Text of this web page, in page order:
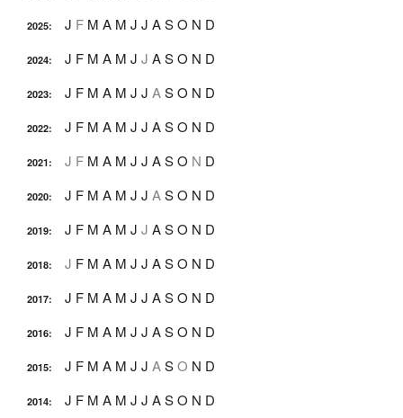
2025: J F M A M J J ASO N D
2024: J F M A M J J ASO N D
2023: J F M A M J J ASO N D
2022: J F M A M J J ASO N D
2021: J F M A M J J ASO N D
2020: J F M A M J J ASO N D
2019: J F M A M J J ASO N D
2018: J F M A M J J ASO N D
2017: J F M A M J J ASO N D
2016: J F M A M J J ASO N D
2015: J F M A M J J ASO N D
2014: J F M A M J J ASO N D